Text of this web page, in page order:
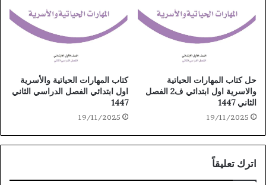
حل كتاب المهارات الحياتية
والاسرية اول ابتدائي ف2 الفصل
الثاني 1447
19/11/2025
كتاب المهارات الحياتية والأسرية
اول ابتدائي الفصل الدراسي الثاني
1447
19/11/2025
اترك تعليقاً